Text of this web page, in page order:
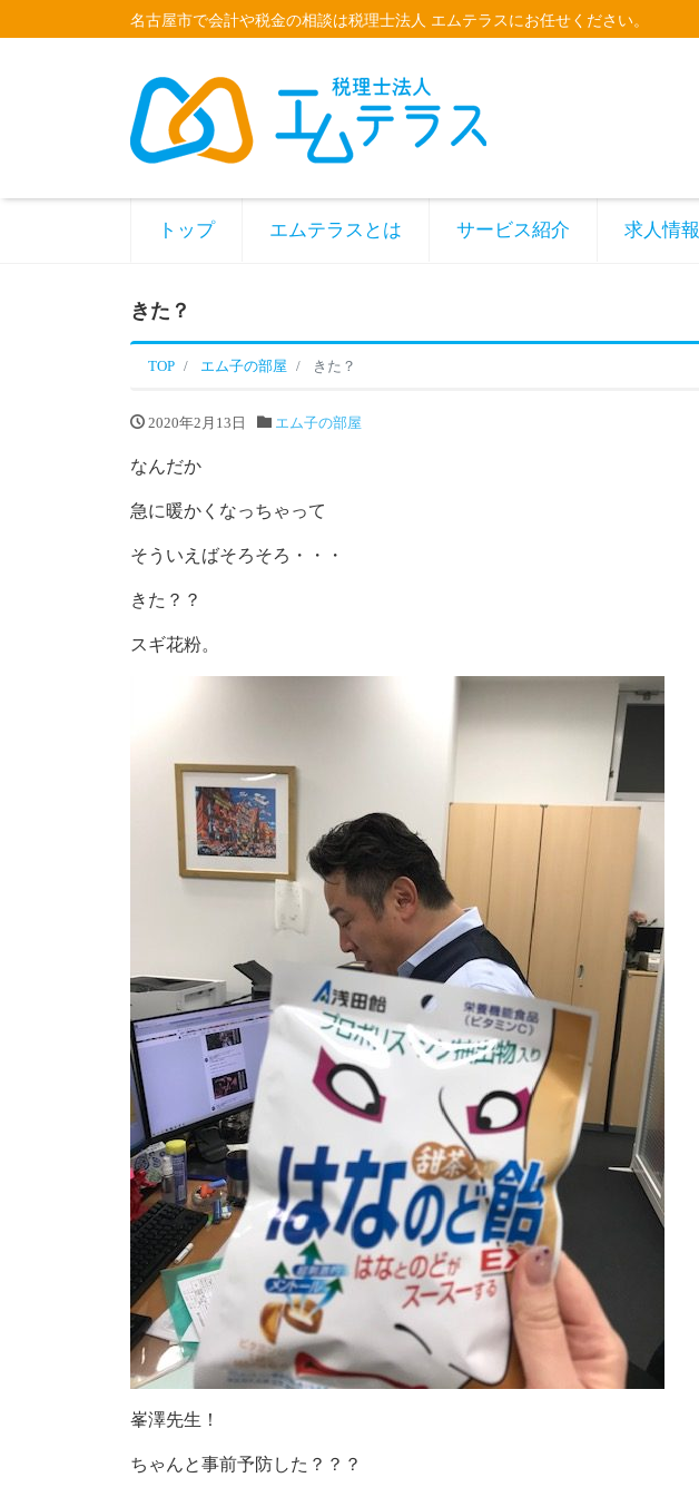
名古屋市で会計や税金の相談は税理士法人 エムテラスにお任せください。
トップ エムテラスとは サービス紹介 求人情報
きた？
TOP エム子の部屋 きた？
2020年2月13日 エム子の部屋
なんだか
急に暖かくなっちゃって
そういえばそろそろ・・・
きた？？
スギ花粉。
峯澤先生！
ちゃんと事前予防した？？？